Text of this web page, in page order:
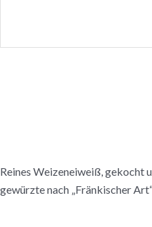
Reines Weizeneiweiß, gekocht
gewürzte nach „Fränkischer